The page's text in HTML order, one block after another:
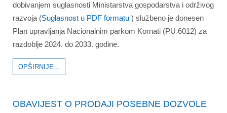
dobivanjem suglasnosti Ministarstva gospodarstva i održivog
razvoja (Suglasnost u PDF formatu ) službeno je donesen
Plan upravljanja Nacionalnim parkom Kornati (PU 6012) za
razdoblje 2024. do 2033. godine.
OPŠIRNIJE...
OBAVIJEST O PRODAJI POSEBNE DOZVOLE